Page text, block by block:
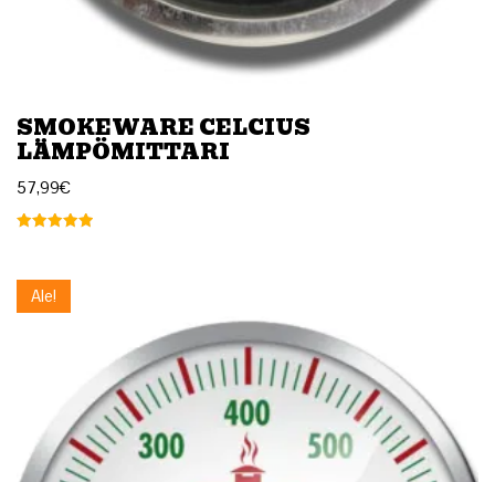
SMOKEWARE CELCIUS
LÄMPÖMITTARI
57,99€
/ 5
Ale!